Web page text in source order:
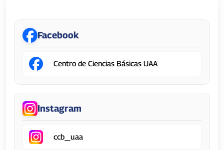
Facebook
Centro de Ciencias Básicas UAA
Instagram
ccb_uaa